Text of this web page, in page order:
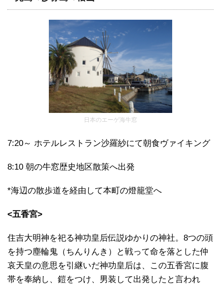
日本のエーゲ海牛窓
7:20～ ホテルレストラン沙羅紗にて朝食ヴァイキング
8:10 朝の牛窓歴史地区散策へ出発
*海辺の散歩道を経由して本町の燈籠堂へ
<五香宮>
住吉大明神を祀る神功皇后伝説ゆかりの神社。8つの頭
を持つ塵輪鬼（ちんりんき）と戦って命を落とした仲
哀天皇の意思を引継いだ神功皇后は、この五香宮に腹
帯を奉納し、鎧をつけ、男装して出発したと言われ